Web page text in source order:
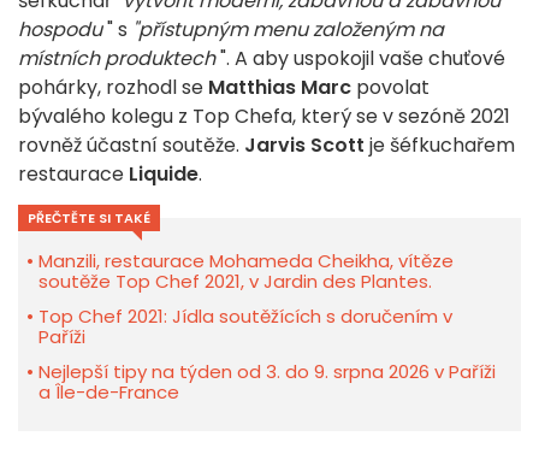
hospodu" s "přístupným menu založeným na
místních produktech". A aby uspokojil vaše chuťové
pohárky, rozhodl se Matthias Marc povolat
bývalého kolegu z Top Chefa, který se v sezóně 2021
rovněž účastní soutěže. Jarvis Scott je šéfkuchařem
restaurace Liquide.
PŘEČTĚTE SI TAKÉ
Manzili, restaurace Mohameda Cheikha, vítěze
soutěže Top Chef 2021, v Jardin des Plantes.
Top Chef 2021: Jídla soutěžících s doručením v
Paříži
Nejlepší tipy na týden od 3. do 9. srpna 2026 v Paříži
a Île-de-France